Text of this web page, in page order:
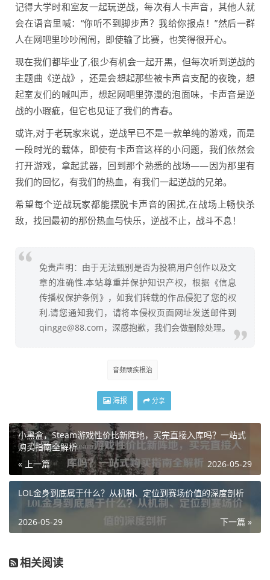
记得大学时和室友一起玩逆战，每次有人卡声音，其他人就
会在语音里喊：“你听不到脚步声？我给你报点！”然后一群
人在网吧里吵吵闹闹，即使输了比赛，也笑得很开心。
现在我们都毕业了,很少有机会一起开黑，但每次听到逆战的
主题曲《逆战》，还是会想起那些被卡声音支配的夜晚，想
起室友们的喊叫声，想起网吧里弥漫的泡面味，卡声音是逆
战的小瑕疵，但它也见证了我们的青春。
或许,对于老玩家来说，逆战早已不是一款单纯的游戏，而是
一段时光的载体，即使有卡声音这样的小问题，我们依然会
打开游戏，拿起武器，回到那个熟悉的战场——因为那里有
我们的回忆，有我们的热血，有我们一起逆战的兄弟。
希望每个逆战玩家都能摆脱卡声音的困扰,在战场上畅快杀
敌，找回最初的那份热血与快乐，逆战不止，战斗不息！
免责声明：由于无法甄别是否为投稿用户创作以及文
章的准确性,本站尊重并保护知识产权，根据《信息
传播权保护条例》，如我们转载的作品侵犯了您的权
利,请您通知我们，请将本侵权页面网址发送邮件到
qingge@88.com，深感抱歉，我们会做删除处理。
音频顽疾根治
海报 分享
小黑盒，Steam游戏性价比新阵地，买完直接入库吗？一站式
购买指南全解析
« 上一篇
2026-05-29
LOL金身到底属于什么？从机制、定位到赛场价值的深度剖析
下一篇 »
2026-05-29
相关阅读